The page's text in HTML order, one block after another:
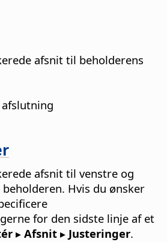
afsnit til beholderens
afsnit til venstre og
Hvis du ønsker
for den sidste linje af et
▸ Afsnit ▸ Justeringer.